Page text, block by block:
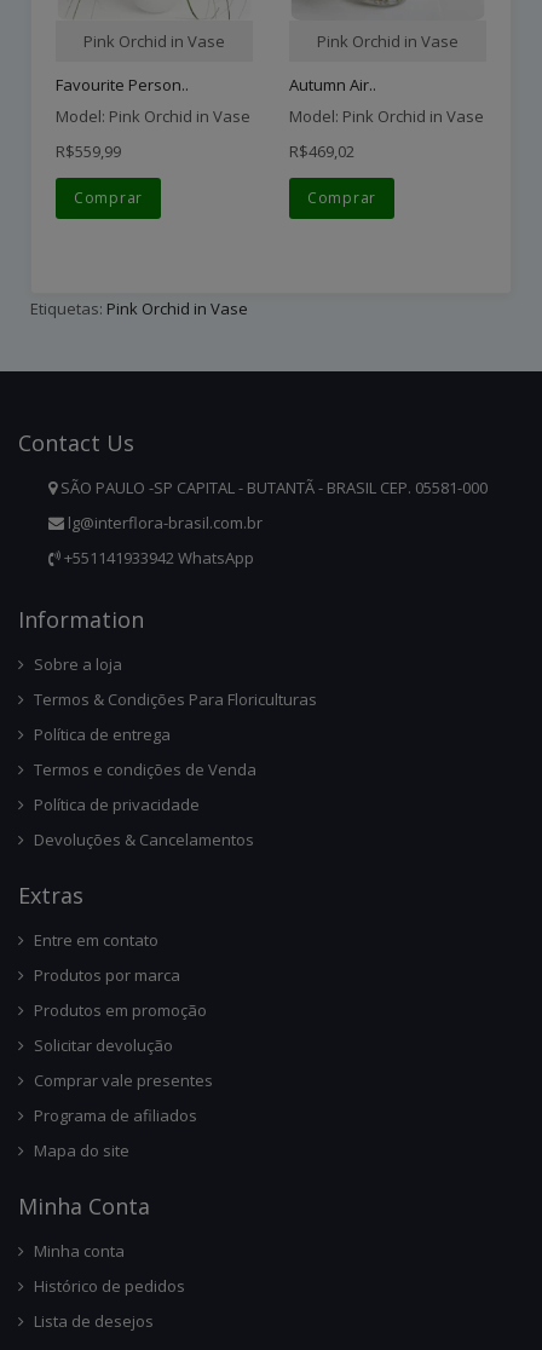
Pink Orchid in Vase
Favourite Person..
Model: Pink Orchid in Vase
R$559,99
Comprar
Pink Orchid in Vase
Autumn Air..
Model: Pink Orchid in Vase
R$469,02
Comprar
Etiquetas: Pink Orchid in Vase
Contact Us
SÃO PAULO -SP CAPITAL - BUTANTÃ - BRASIL CEP. 05581-000
lg@interflora-brasil.com.br
+551141933942 WhatsApp
InforMation
Sobre a loja
Termos & Condições Para Floriculturas
Política de entrega
Termos e condições de Venda
Política de privacidade
Devoluções & Cancelamentos
ExtRas
Entre em contato
Produtos por marca
Produtos em promoção
Solicitar devolução
Comprar vale presentes
Programa de afiliados
Mapa do site
Minha Conta
Minha conta
Histórico de pedidos
Lista de desejos